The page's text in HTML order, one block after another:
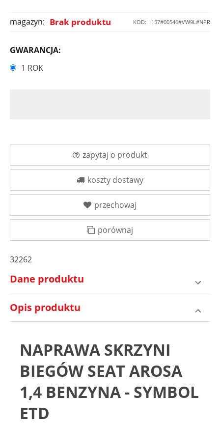
KOD: 157#00546#VW9L#NPR
magazyn: Brak produktu
GWARANCJA:
1 ROK
zapytaj o produkt
koszty dostawy
przechowaj
porównaj
32262
Dane produktu
Opis produktu
NAPRAWA SKRZYNI
BIEGÓW SEAT AROSA
1,4 BENZYNA - SYMBOL
ETD